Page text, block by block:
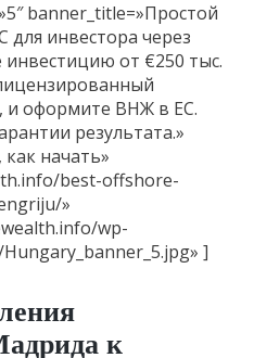
banner_title=»Простой
для инвестора через
от €250 тыс.
и оформите ВНЖ в ЕС.
результата.»
начать»
best-offshore-
»
wp-
]
к